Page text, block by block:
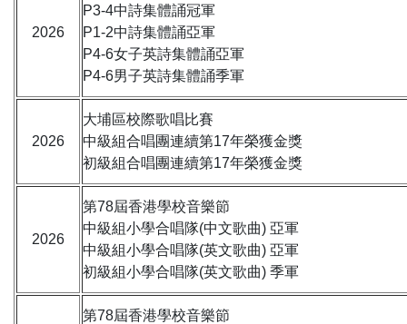
2026
P3-4中詩集體誦冠軍
P1-2中詩集體誦亞軍
P4-6女子英詩集體誦亞軍
P4-6男子英詩集體誦季軍
2026
大埔區校際歌唱比賽
中級組合唱團連續第17年榮獲金獎
初級組合唱團連續第17年榮獲金獎
2026
第78屆香港學校音樂節
中級組小學合唱隊(中文歌曲) 亞軍
中級組小學合唱隊(英文歌曲) 亞軍
初級組小學合唱隊(英文歌曲) 季軍
第78屆香港學校音樂節